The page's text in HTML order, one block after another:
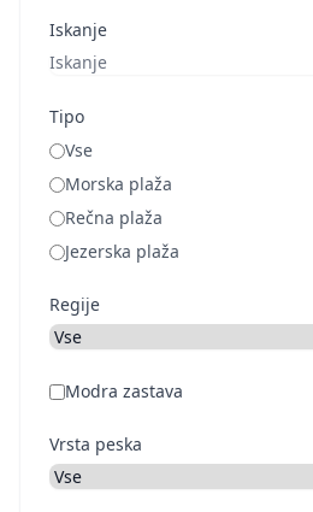
Iskanje
Tipo
Vse
Morska plaža
Rečna plaža
Jezerska plaža
Regije
Modra zastava
Vrsta peska